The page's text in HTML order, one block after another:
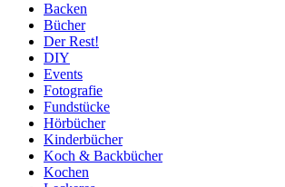
Backen
Bücher
Der Rest!
DIY
Events
Fotografie
Fundstücke
Hörbücher
Kinderbücher
Koch & Backbücher
Kochen